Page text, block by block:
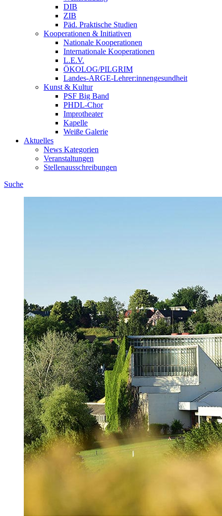
DIB
ZIB
Päd. Praktische Studien
Kooperationen & Initiativen
Nationale Kooperationen
Internationale Kooperationen
L.E.V.
ÖKOLOG/PILGRIM
Landes-ARGE-Lehrer:innengesundheit
Kunst & Kultur
PSF Big Band
PHDL-Chor
Improtheater
Kapelle
Weiße Galerie
Aktuelles
News Kategorien
Veranstaltungen
Stellenausschreibungen
Suche